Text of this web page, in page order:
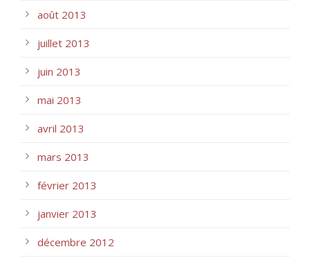
août 2013
juillet 2013
juin 2013
mai 2013
avril 2013
mars 2013
février 2013
janvier 2013
décembre 2012